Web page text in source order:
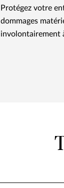
Protégez votre
dommages
involontairement